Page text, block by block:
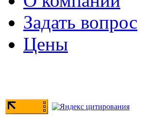
Задать вопрос
Цены